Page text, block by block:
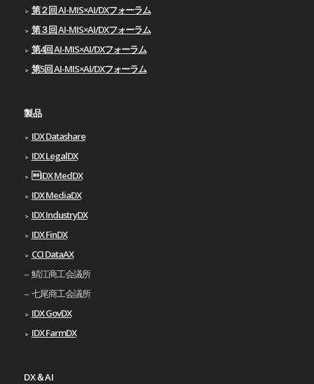
第２回 AI-MIS×AI/DXフォーラム
第３回 AI-MIS×AI/DXフォーラム
第4回 AI-MIS×AI/DXフォーラム
第5回 AI-MIS×AI/DXフォーラム
製品
IDX Datashare
IDX LegalDX
IDX MedDX
IDX MediaDX
IDX IndustryDX
IDX FinDX
CCI DataAX
鯖江商工会議所
七尾商工会議所
IDX GovDX
IDX FarmDX
DX＆AI